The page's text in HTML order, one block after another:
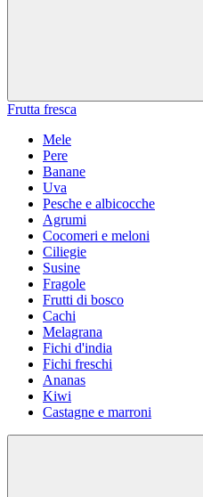
Frutta fresca
Mele
Pere
Banane
Uva
Pesche e albicocche
Agrumi
Cocomeri e meloni
Ciliegie
Susine
Fragole
Frutti di bosco
Cachi
Melagrana
Fichi d'india
Fichi freschi
Ananas
Kiwi
Castagne e marroni